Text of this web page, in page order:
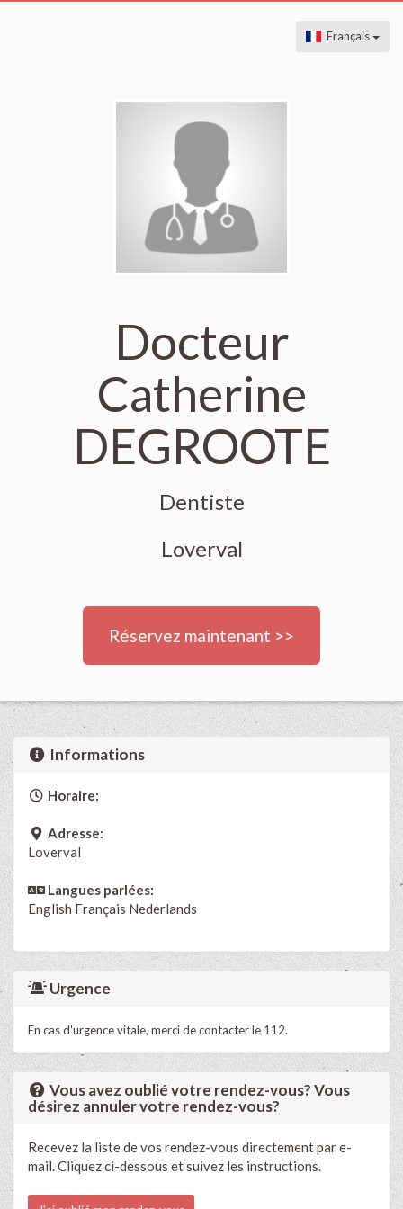
Français
Docteur
Catherine
DEGROOTE
Dentiste
Loverval
Réservez maintenant >>
Informations
Horaire:
Adresse:
Loverval
Langues parlées:
English Français Nederlands
Urgence
En cas d'urgence vitale, merci de contacter le 112.
Vous avez oublié votre rendez-vous? Vous
désirez annuler votre rendez-vous?
Recevez la liste de vos rendez-vous directement par e-
mail. Cliquez ci-dessous et suivez les instructions.